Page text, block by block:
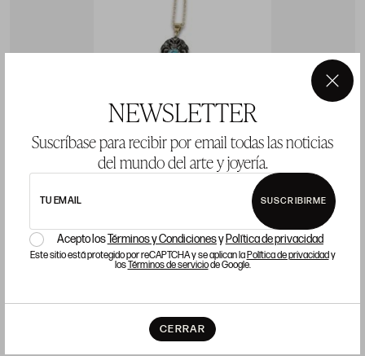
NEWSLETTER
Suscríbase para recibir por email todas las noticias
del mundo del arte y joyería.
TU EMAIL SUSCRIBIRME
Acepto losTérminos y Condicionesy Política de privacidad
Este sitio está protegido por reCAPTCHA y se aplican laPolítica de privacidady
losTérminos de serviciode Google.
CERRAR
×
CADENA Y COLGANTE DE ORO Y PLATA CON
Precio salida 350 € COMPRAR